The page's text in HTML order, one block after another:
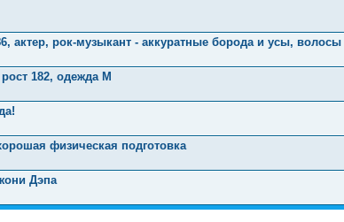
актер, рок-музыкант - аккуратные борода и усы,
182, одежда М
физическая подготовка
Дэпа